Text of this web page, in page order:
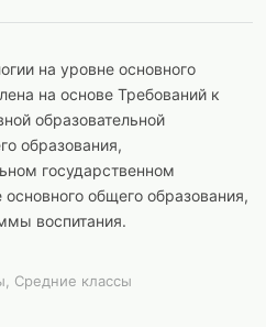
на уровне основного
на основе Требований к
образовательной
образования,
государственном
общего образования,
воспитания.
Средние классы